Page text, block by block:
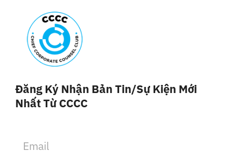
Đăng Ký Nhận Bản Tin/sự Kiện Mới
Nhất Từ CCCC